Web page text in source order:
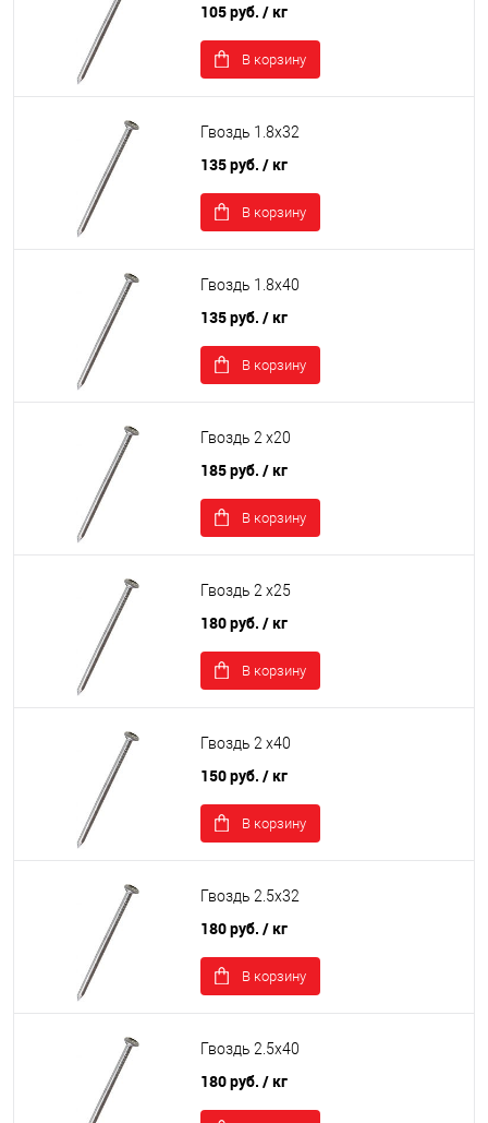
105 руб. / кг
В корзину
Гвоздь 1.8х32
135 руб. / кг
В корзину
Гвоздь 1.8х40
135 руб. / кг
В корзину
Гвоздь 2 х20
185 руб. / кг
В корзину
Гвоздь 2 х25
180 руб. / кг
В корзину
Гвоздь 2 х40
150 руб. / кг
В корзину
Гвоздь 2.5х32
180 руб. / кг
В корзину
Гвоздь 2.5х40
180 руб. / кг